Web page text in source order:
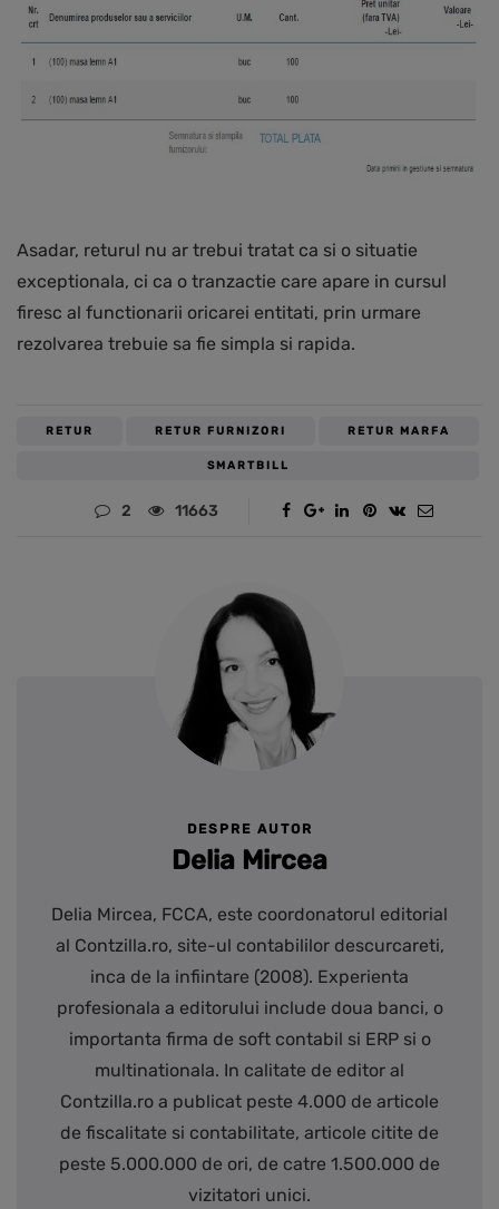
Asadar, returul nu ar trebui tratat ca si o situatie
exceptionala, ci ca o tranzactie care apare in cursul
firesc al functionarii oricarei entitati, prin urmare
rezolvarea trebuie sa fie simpla si rapida.
RETUR RETUR FURNIZORI RETUR MARFA
SMARTBILL
2 11663
DESPRE AUTOR
Delia Mircea
Delia Mircea, FCCA, este coordonatorul editorial
al Contzilla.ro, site-ul contabililor descurcareti,
inca de la infiintare (2008). Experienta
profesionala a editorului include doua banci, o
importanta firma de soft contabil si ERP si o
multinationala. In calitate de editor al
Contzilla.ro a publicat peste 4.000 de articole
de fiscalitate si contabilitate, articole citite de
peste 5.000.000 de ori, de catre 1.500.000 de
vizitatori unici.